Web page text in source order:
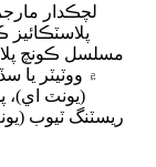
لچڪدار
مسلسل ڪونچ
۾ ووٽيٽر يا
(يونٽ اي)،